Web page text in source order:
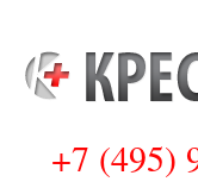
+7 (495)